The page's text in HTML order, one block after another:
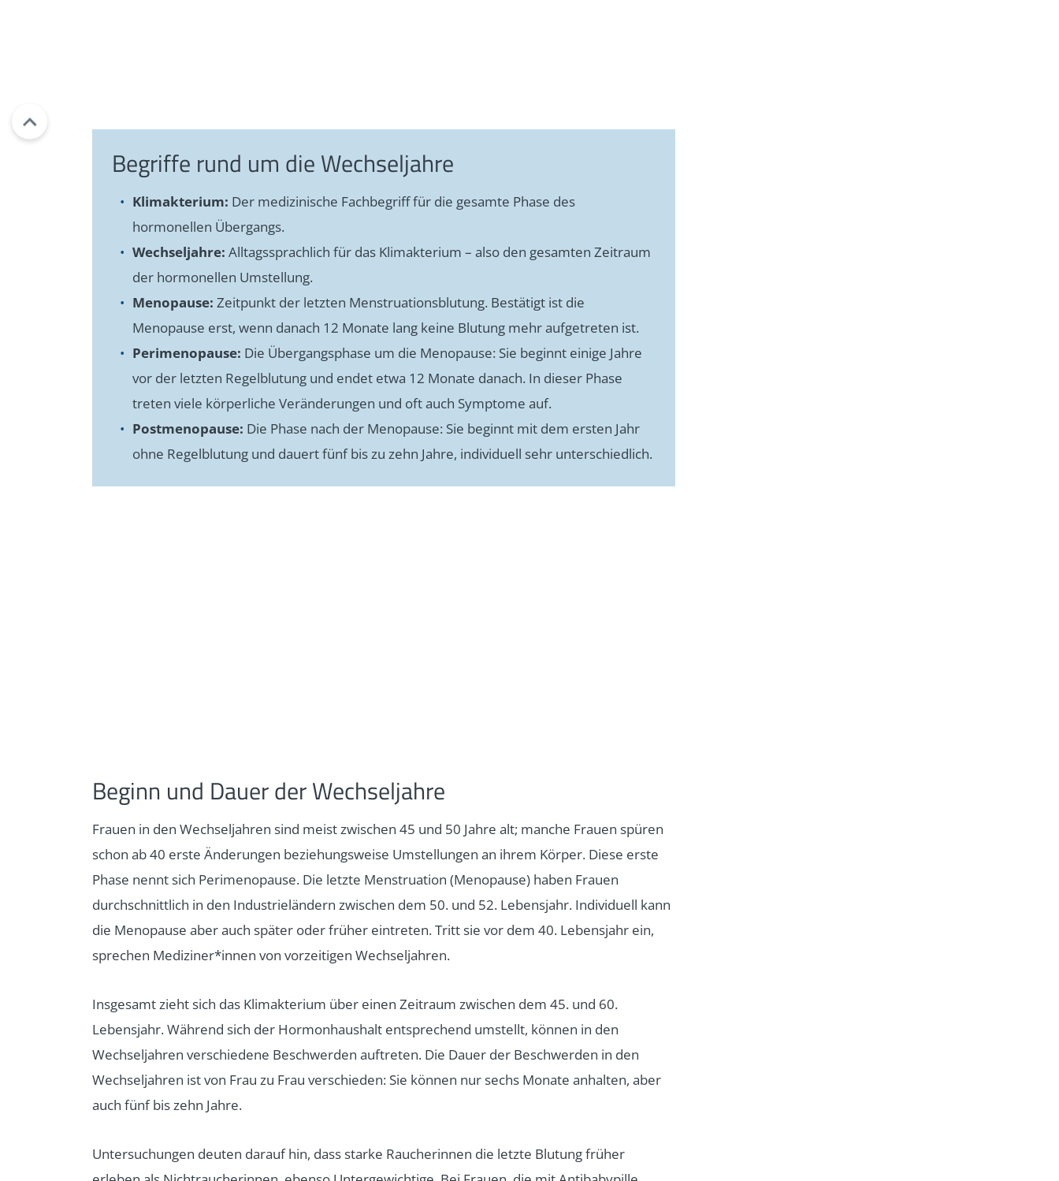
Begriffe rund um die Wechseljahre
Klimakterium: Der medizinische Fachbegriff für die gesamte Phase des
hormonellen Übergangs.
Wechseljahre: Alltagssprachlich für das Klimakterium – also den gesamten Zeitraum
der hormonellen Umstellung.
Menopause: Zeitpunkt der letzten Menstruationsblutung. Bestätigt ist die
Menopause erst, wenn danach 12 Monate lang keine Blutung mehr aufgetreten ist.
Perimenopause: Die Übergangsphase um die Menopause: Sie beginnt einige Jahre
vor der letzten Regelblutung und endet etwa 12 Monate danach. In dieser Phase
treten viele körperliche Veränderungen und oft auch Symptome auf.
Postmenopause: Die Phase nach der Menopause: Sie beginnt mit dem ersten Jahr
ohne Regelblutung und dauert fünf bis zu zehn Jahre, individuell sehr unterschiedlich.
Beginn und Dauer der Wechseljahre
Frauen in den Wechseljahren sind meist zwischen 45 und 50 Jahre alt; manche Frauen spüren
schon ab 40 erste Änderungen beziehungsweise Umstellungen an ihrem Körper. Diese erste
Phase nennt sich Perimenopause. Die letzte Menstruation (Menopause) haben Frauen
durchschnittlich in den Industrieländern zwischen dem 50. und 52. Lebensjahr. Individuell kann
die Menopause aber auch später oder früher eintreten. Tritt sie vor dem 40. Lebensjahr ein,
sprechen Mediziner*innen von vorzeitigen Wechseljahren.
Insgesamt zieht sich das Klimakterium über einen Zeitraum zwischen dem 45. und 60.
Lebensjahr. Während sich der Hormonhaushalt entsprechend umstellt, können in den
Wechseljahren verschiedene Beschwerden auftreten. Die Dauer der Beschwerden in den
Wechseljahren ist von Frau zu Frau verschieden: Sie können nur sechs Monate anhalten, aber
auch fünf bis zehn Jahre.
Untersuchungen deuten darauf hin, dass starke Raucherinnen die letzte Blutung früher